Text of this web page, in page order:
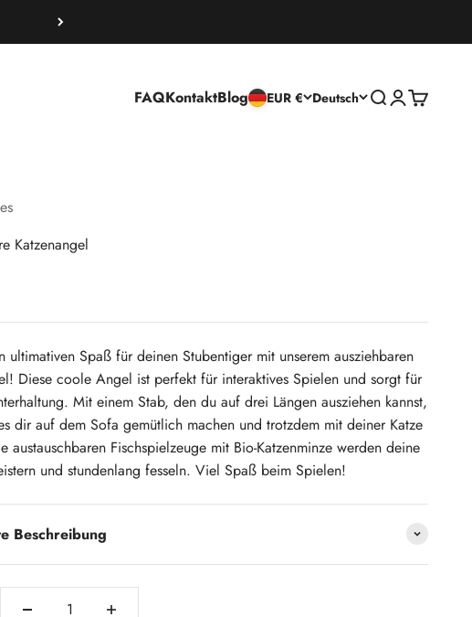
FAQKontaktBlog EUR € Deutsch Suche öffnen
Katzenangel
ultimativen Spaß für deinen Stubentiger mit unserem ausziehbaren
Diese coole Angel ist perfekt für interaktives Spielen und sorgt für
Mit einem Stab, den du auf drei Längen ausziehen kannst,
dir auf dem Sofa gemütlich machen und trotzdem mit deiner Katze
austauschbaren Fischspielzeuge mit Bio-Katzenminze werden deine
und stundenlang fesseln. Viel Spaß beim Spielen!
Beschreibung